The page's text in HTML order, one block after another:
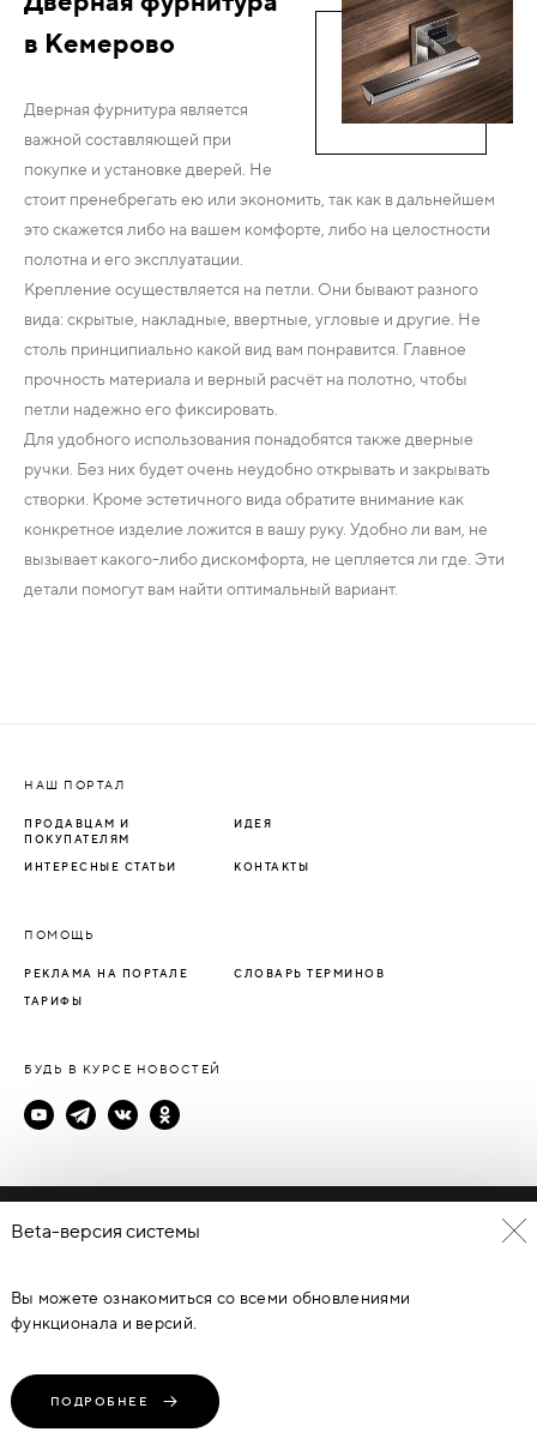
в Кемерово
Дверная фурнитура является
важной составляющей при
покупке и установке дверей. Не
стоит пренебрегать ею или экономить, так как в дальнейшем
это скажется либо на вашем комфорте, либо на целостности
полотна и его эксплуатации.
Крепление осуществляется на петли. Они бывают разного
вида: скрытые, накладные, ввертные, угловые и другие. Не
столь принципиально какой вид вам понравится. Главное
прочность материала и верный расчёт на полотно, чтобы
петли надежно его фиксировать.
Для удобного использования понадобятся также дверные
ручки. Без них будет очень неудобно открывать и закрывать
створки. Кроме эстетичного вида обратите внимание как
конкретное изделие ложится в вашу руку. Удобно ли вам, не
вызывает какого-либо дискомфорта, не цепляется ли где. Эти
детали помогут вам найти оптимальный вариант.
НАШ ПОРТАЛ
ПРОДАВЦАМ И
ПОКУПАТЕЛЯМ
ИДЕЯ
ИНТЕРЕСНЫЕ СТАТЬИ КОНТАКТЫ
ПОМОЩЬ
РЕКЛАМА НА ПОРТАЛЕ СЛОВАРЬ ТЕРМИНОВ
ТАРИФЫ
БУДЬ В КУРСЕ НОВОСТЕЙ
Политика конфиденциальности
© Каталог дверей - DverProf, 2021-2026Материалы сайта
являются объектами авторского права. Запрещается
копирование, распространение, любое использование
ФЕДЕРАЦИИ ОТ 09.07.93Г. №5351-1 “ОБ АВТОРСКОМ ПРАВЕ И
СМЕЖНЫХ ПРАВАХ” (с изменениями от 19 июля 1995 г., 20 июля
Beta-версия системы
Вы можете ознакомиться со всеми обновлениями
функционала и версий.
ПОДРОБНЕЕ